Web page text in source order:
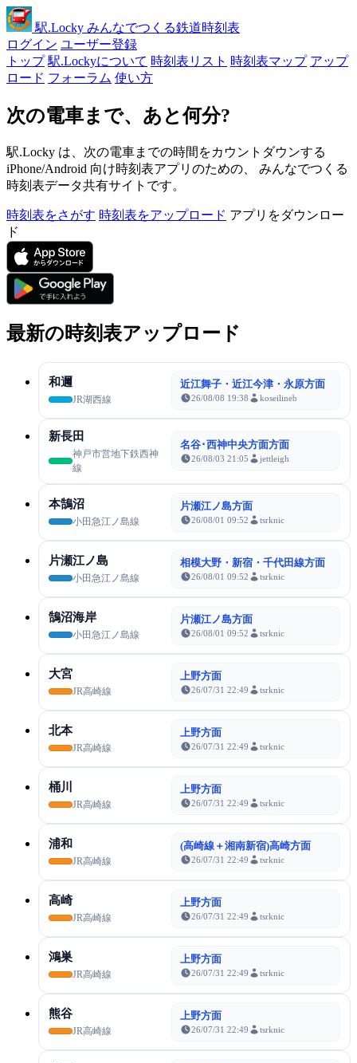
駅.Locky みんなでつくる鉄道時刻表
ログイン ユーザー登録
トップ 駅.Lockyについて 時刻表リスト 時刻表マップ アップ
ロード フォーラム 使い方
次の電車まで、あと何分?
駅.Locky は、次の電車までの時間をカウントダウンする
iPhone/Android 向け時刻表アプリのための、 みんなでつくる
時刻表データ共有サイトです。
時刻表をさがす 時刻表をアップロード アプリをダウンロー
ド
最新の時刻表アップロード
和邇
JR湖西線
近江舞子・近江今津・永原方面
26/08/08 19:38 koseilineb
新長田
神戸市営地下鉄西神
線
名谷･西神中央方面方面
26/08/03 21:05 jettleigh
本鵠沼
小田急江ノ島線
片瀬江ノ島方面
26/08/01 09:52 tsrknic
片瀬江ノ島
小田急江ノ島線
相模大野・新宿・千代田線方面
26/08/01 09:52 tsrknic
鵠沼海岸
小田急江ノ島線
片瀬江ノ島方面
26/08/01 09:52 tsrknic
大宮
JR高崎線
上野方面
26/07/31 22:49 tsrknic
北本
JR高崎線
上野方面
26/07/31 22:49 tsrknic
桶川
JR高崎線
上野方面
26/07/31 22:49 tsrknic
浦和
JR高崎線
(高崎線＋湘南新宿)高崎方面
26/07/31 22:49 tsrknic
高崎
JR高崎線
上野方面
26/07/31 22:49 tsrknic
鴻巣
JR高崎線
上野方面
26/07/31 22:49 tsrknic
熊谷
JR高崎線
上野方面
26/07/31 22:49 tsrknic